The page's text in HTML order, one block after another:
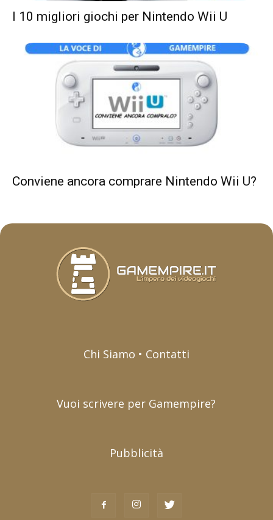
I 10 migliori giochi per Nintendo Wii U
Conviene ancora comprare Nintendo Wii U?
Chi Siamo • Contatti
Vuoi scrivere per Gamempire?
Pubblicità